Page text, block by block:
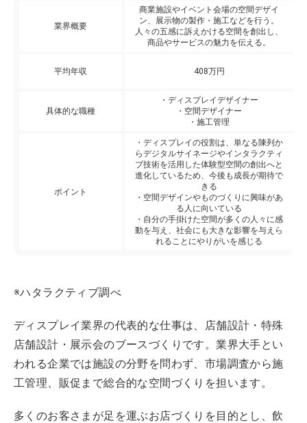
業界概要
商業施設やイベント会場の空間デザイ
ン、展示物の製作・施工などを行う。
人々の五感に訴えかける空間を創出し、
商品やサービスの魅力を伝える。
平均年収 408万円
具体的な職種
・ディスプレイデザイナー
・空間デザイナー
・施工管理
ポイント
・ディスプレイの役割は、単なる陳列か
らデジタルサイネージやインタラクティ
ブ技術を活用した体験型空間の創出へと
進化しているため、今後も成長が期待で
きる
・空間デザインやものづくりに興味があ
る人に向いている
・自分の手掛けた空間が多くの人々に感
動を与え、社会にも大きな影響を与えら
れることにやりがいを感じる
※ハタラクティブ調べ
ディスプレイ業界の代表的な仕事は、店舗設計・特殊
店舗設計・展示会のブースづくりです。業界大手とい
われる企業では施設の分野を問わず、市場調査から施
工管理、販促まで総合的な空間づくりを担います。
多くのお客さまが足を運ぶお店づくりを目的とし、飲